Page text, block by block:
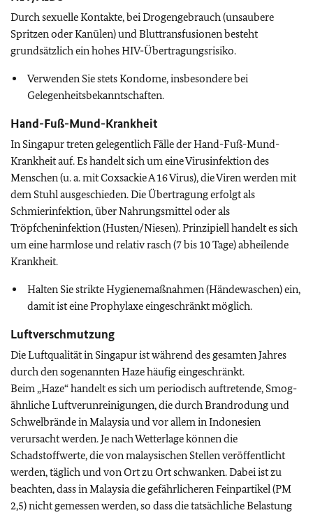
Durch sexuelle Kontakte, bei Drogengebrauch (unsaubere
Spritzen oder Kanülen) und Bluttransfusionen besteht
grundsätzlich ein hohes HIV-Übertragungsrisiko.
Verwenden Sie stets Kondome, insbesondere bei
Gelegenheitsbekanntschaften.
Hand-Fuß-Mund-Krankheit
In Singapur treten gelegentlich Fälle der Hand-Fuß-Mund-
Krankheit auf. Es handelt sich um eine Virusinfektion des
Menschen (u. a. mit Coxsackie A 16 Virus), die Viren werden mit
dem Stuhl ausgeschieden. Die Übertragung erfolgt als
Schmierinfektion, über Nahrungsmittel oder als
Tröpfcheninfektion (Husten/Niesen). Prinzipiell handelt es sich
um eine harmlose und relativ rasch (7 bis 10 Tage) abheilende
Krankheit.
Halten Sie strikte Hygienemaßnahmen (Händewaschen) ein,
damit ist eine Prophylaxe eingeschränkt möglich.
Luftverschmutzung
Die Luftqualität in Singapur ist während des gesamten Jahres
durch den sogenannten Haze häufig eingeschränkt.
Beim „Haze“ handelt es sich um periodisch auftretende, Smog-
ähnliche Luftverunreinigungen, die durch Brandrodung und
Schwelbrände in Malaysia und vor allem in Indonesien
verursacht werden. Je nach Wetterlage können die
Schadstoffwerte, die von malaysischen Stellen veröffentlicht
werden, täglich und von Ort zu Ort schwanken. Dabei ist zu
beachten, dass in Malaysia die gefährlicheren Feinpartikel (PM
2,5) nicht gemessen werden, so dass die tatsächliche Belastung